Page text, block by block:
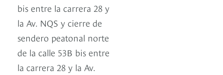
bis entre la carrera 28 y
la Av. NQS y cierre de
sendero peatonal norte
de la calle 53B bis entre
la carrera 28 y la Av.